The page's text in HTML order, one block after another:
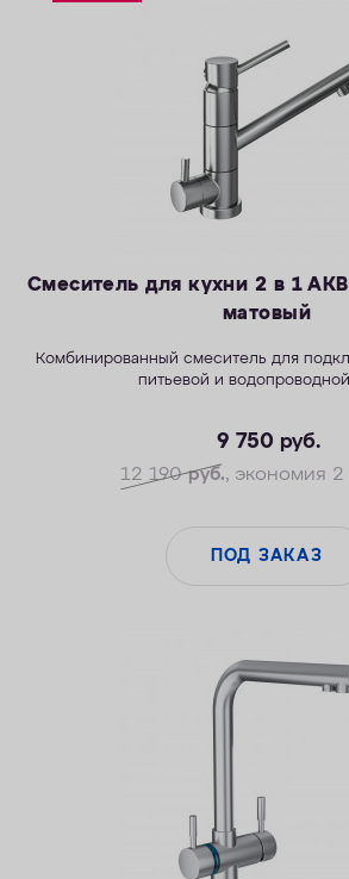
Смеситель для кухни 2 в 1
матовый
Комбинированный смеситель для
питьевой и
9 750 руб.
12 190руб., экономия
ПОД ЗАКАЗ